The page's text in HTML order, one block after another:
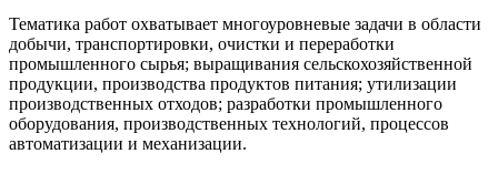
Тематика работ охватывает многоуровневые задачи в области
добычи, транспортировки, очистки и переработки
промышленного сырья; выращивания сельскохозяйственной
продукции, производства продуктов питания; утилизации
производственных отходов; разработки промышленного
оборудования, производственных технологий, процессов
автоматизации и механизации.